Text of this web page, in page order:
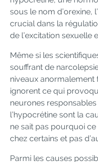
sous le nom d’orexine,
crucial dans la
de l’excitation sexuelle
Même si les
souffrant de
niveaux anormalement
ignorent ce qui
neurones
l’hypocrétine sont la
ne sait pas pourquoi
chez certains et pas
Parmi les causes